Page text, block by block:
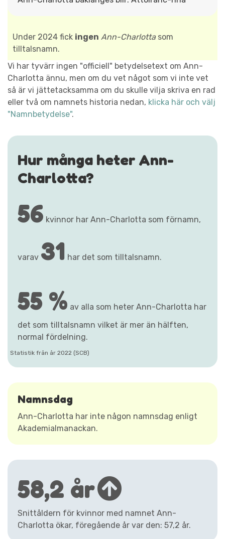
Under 2024 fick ingen Ann-Charlottasom
tilltalsnamn.
Vi har tyvärr ingen "officiell" betydelsetext om Ann-
Charlotta ännu, men om du vet något som vi inte vet
så är vi jättetacksamma om du skulle vilja skriva en rad
eller två om namnets historia nedan, klicka här och välj
"Namnbetydelse".
Hur många heter Ann-
Charlotta?
56 kvinnor har Ann-Charlotta som förnamn,
varav 31 har det som tilltalsnamn.
55 % av alla som heter Ann-Charlotta har
det som tilltalsnamn vilket är mer än hälften,
normal fördelning.
Statistik från år 2022 (SCB)
Namnsdag
Ann-Charlotta har inte någon namnsdag enligt
Akademialmanackan.
58,2 år
Snittåldern för kvinnor med namnet Ann-
Charlotta ökar, föregående år var den: 57,2 år.